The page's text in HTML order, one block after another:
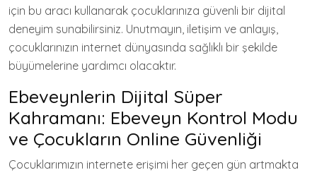
için bu aracı kullanarak çocuklarınıza güvenli bir dijital
deneyim sunabilirsiniz. Unutmayın, iletişim ve anlayış,
çocuklarınızın internet dünyasında sağlıklı bir şekilde
büyümelerine yardımcı olacaktır.
Ebeveynlerin Dijital Süper
Kahramanı: Ebeveyn Kontrol Modu
ve Çocukların Online Güvenliği
Çocuklarımızın internete erişimi her geçen gün artmakta